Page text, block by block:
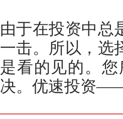
由于在投资中总
一击。所以，选
是看的见的。
决。优速投资